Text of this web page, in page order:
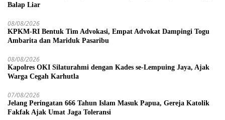
Balap Liar
08/08/2026
KPKM-RI Bentuk Tim Advokasi, Empat Advokat Dampingi Togu
Ambarita dan Mariduk Pasaribu
08/08/2026
Kapolres OKI Silaturahmi dengan Kades se-Lempuing Jaya, Ajak
Warga Cegah Karhutla
07/08/2026
Jelang Peringatan 666 Tahun Islam Masuk Papua, Gereja Katolik
Fakfak Ajak Umat Jaga Toleransi